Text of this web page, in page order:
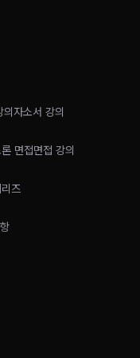
자소서 강의
면접면접 강의
즈